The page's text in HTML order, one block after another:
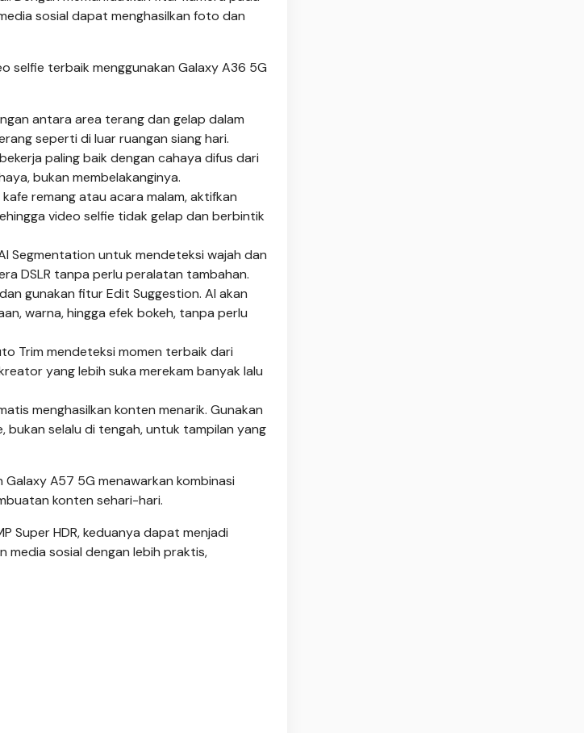
sosial dapat menghasilkan foto dan
selfie terbaik menggunakan Galaxy A36 5G
antara area terang dan gelap dalam
seperti di luar ruangan siang hari.
paling baik dengan cahaya difus dari
bukan membelakanginya.
remang atau acara malam, aktifkan
video selfie tidak gelap dan berbintik
Segmentation untuk mendeteksi wajah dan
DSLR tanpa perlu peralatan tambahan.
gunakan fitur Edit Suggestion. AI akan
warna, hingga efek bokeh, tanpa perlu
Trim mendeteksi momen terbaik dari
yang lebih suka merekam banyak lalu
menghasilkan konten menarik. Gunakan
selalu di tengah, untuk tampilan yang
A57 5G menawarkan kombinasi
konten sehari-hari.
Super HDR, keduanya dapat menjadi
media sosial dengan lebih praktis,